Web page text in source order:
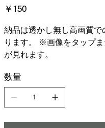
価
格
￥150
納品は透かし無し高画質
ります。 ※画像をタップ
が見れます。
数量